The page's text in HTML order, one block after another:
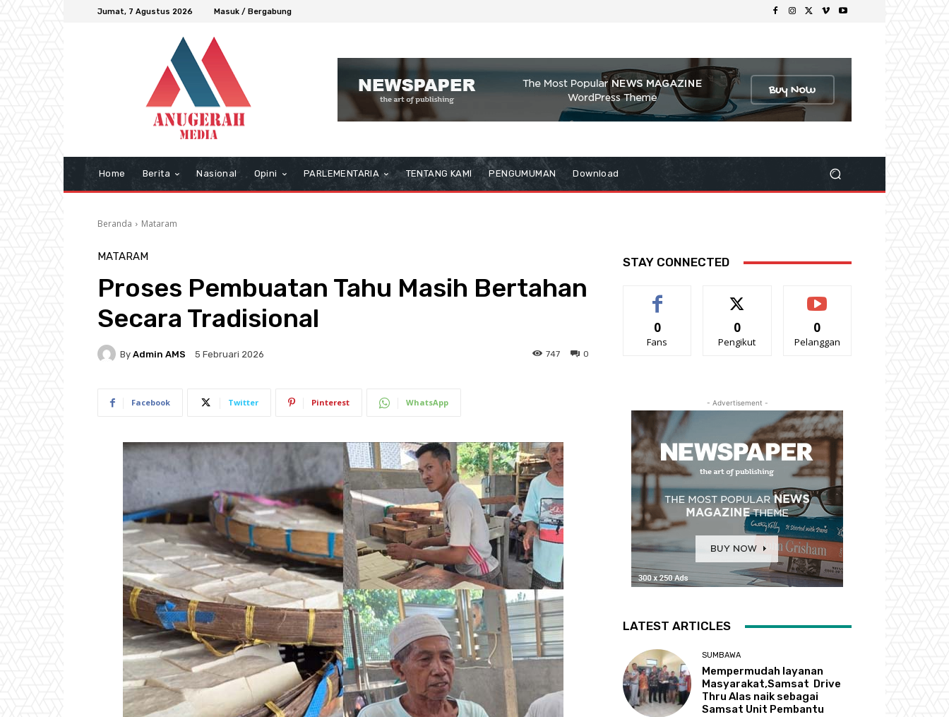
Jumat, 7 Agustus 2026 Masuk / Bergabung
Home Berita Nasional Opini PARLEMENTARIA TENTANG KAMI PENGUMUMAN Download
Beranda Mataram
MATARAM
Proses Pembuatan Tahu Masih Bertahan
Secara Tradisional
By Admin AMS 5 Februari 2026 0
747
Facebook Twitter Pinterest WhatsApp
STAY CONNECTED
0
Fans
0
Pengikut
0
Pelanggan
- Advertisement -
LATEST ARTICLES
SUMBAWA
Mempermudah layanan
Masyarakat,Samsat Drive
Thru Alas naik sebagai
Samsat Unit Pembantu